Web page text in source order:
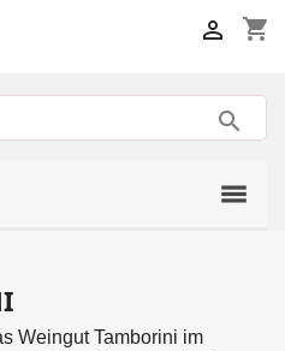
shopping_cart

Weingut Tamborini im